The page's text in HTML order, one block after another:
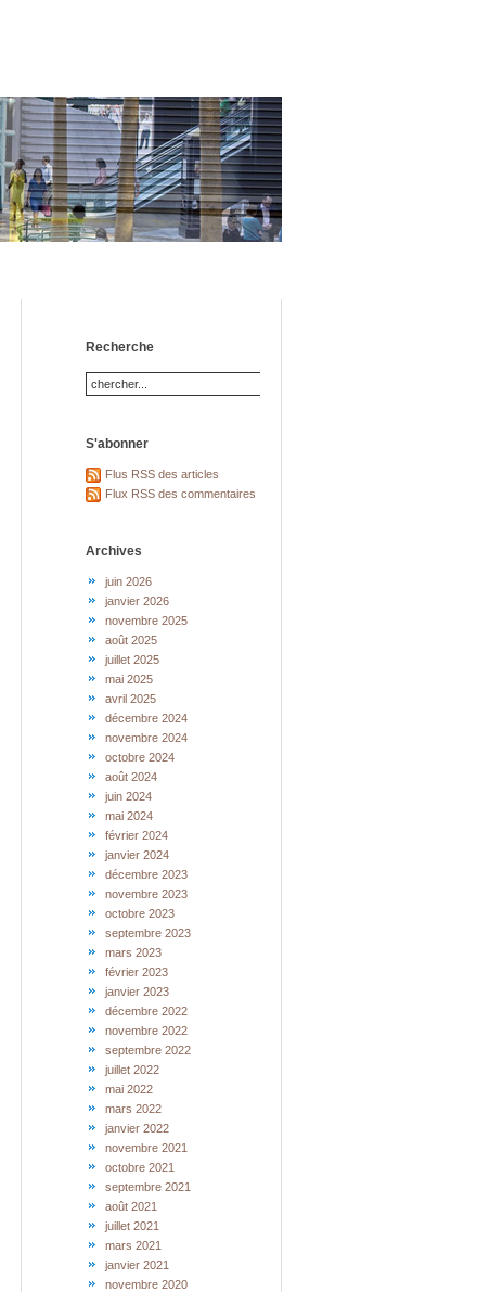
Recherche
S'abonner
Flus RSS des articles
Flux RSS des commentaires
Archives
juin 2026
janvier 2026
novembre 2025
août 2025
juillet 2025
mai 2025
avril 2025
décembre 2024
novembre 2024
octobre 2024
août 2024
juin 2024
mai 2024
février 2024
janvier 2024
décembre 2023
novembre 2023
octobre 2023
septembre 2023
mars 2023
février 2023
janvier 2023
décembre 2022
novembre 2022
septembre 2022
juillet 2022
mai 2022
mars 2022
janvier 2022
novembre 2021
octobre 2021
septembre 2021
août 2021
juillet 2021
mars 2021
janvier 2021
novembre 2020